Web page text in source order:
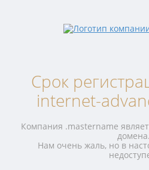
Срок
internet-
Компания .mastername
домена.
Нам очень жаль, но в